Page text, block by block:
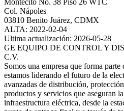
Col. Nápoles
03810 Benito Juárez, CDMX
ALTA: 2022-02-04
Ultima actualización: 2026-05-28
GE EQUIPO DE CONTROL Y
C.V.
Somos una empresa que forma
estamos liderando el futuro de la
avanzadas de distribución,
productos y servicios que aseguran
infraestructura eléctrica, desde la